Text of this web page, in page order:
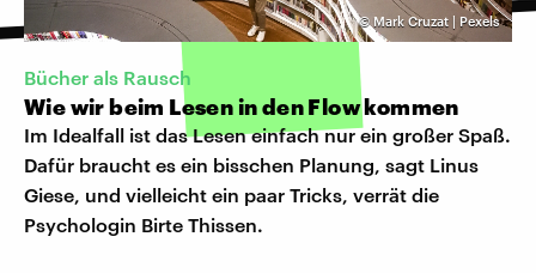
© Mark Cruzat | Pexels
Bücher als Rausch
Wie wir beim Lesen in den Flow kommen
Im Idealfall ist das Lesen einfach nur ein großer Spaß.
Dafür braucht es ein bisschen Planung, sagt Linus
Giese, und vielleicht ein paar Tricks, verrät die
Psychologin Birte Thissen.